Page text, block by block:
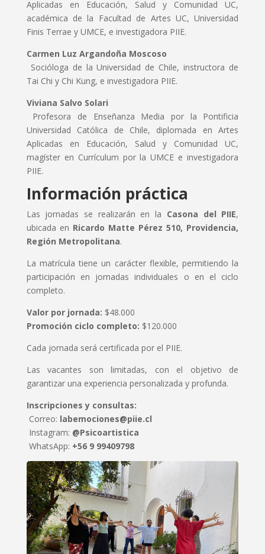
Aplicadas en Educación, Salud y Comunidad UC,
académica de la Facultad de Artes UC, Universidad
Finis Terrae y UMCE, e investigadora PIIE.
Carmen Luz Argandoña Moscoso
Socióloga de la Universidad de Chile, instructora de
Tai Chi y Chi Kung, e investigadora PIIE.
Viviana Salvo Solari
Profesora de Enseñanza Media por la Pontificia
Universidad Católica de Chile, diplomada en Artes
Aplicadas en Educación, Salud y Comunidad UC,
magíster en Currículum por la UMCE e investigadora
PIIE.
Información práctica
Las jornadas se realizarán en la Casona del PIIE,
ubicada en Ricardo Matte Pérez 510, Providencia,
Región Metropolitana.
La matrícula tiene un carácter flexible, permitiendo la
participación en jornadas individuales o en el ciclo
completo.
Valor por jornada: $48.000
Promoción ciclo completo: $120.000
Cada jornada será certificada por el PIIE.
Las vacantes son limitadas, con el objetivo de
garantizar una experiencia personalizada y profunda.
Inscripciones y consultas:
Correo: labemociones@piie.cl
Instagram: @Psicoartistica
WhatsApp: +56 9 99409798